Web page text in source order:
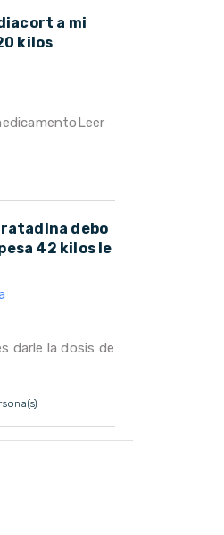
a mi
kilos
Leer
debo
42 kilos le
darle la dosis de